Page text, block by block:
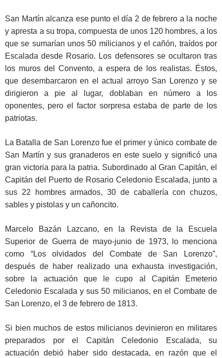
San Martín alcanza ese punto el día 2 de febrero a la noche
y apresta a su tropa, compuesta de unos 120 hombres, a los
que se sumarían unos 50 milicianos y el cañón, traídos por
Escalada desde Rosario. Los defensores se ocultaron tras
los muros del Convento, a espera de los realistas. Éstos,
que desembarcaron en el actual arroyo San Lorenzo y se
dirigieron a pie al lugar, doblaban en número a los
oponentes, pero el factor sorpresa estaba de parte de los
patriotas.
La Batalla de San Lorenzo fue el primer y único combate de
San Martín y sus granaderos en este suelo y significó una
gran victoria para la patria. Subordinado al Gran Capitán, el
Capitán del Puerto de Rosario Celedonio Escalada, junto a
sus 22 hombres armados, 30 de caballería con chuzos,
sables y pistolas y un cañoncito.
Marcelo Bazán Lazcano, en la Revista de la Escuela
Superior de Guerra de mayo-junio de 1973, lo menciona
como “Los olvidados del Combate de San Lorenzo”,
después de haber realizado una exhausta investigación,
sobre la actuación que le cupo al Capitán Emeterio
Celedonio Escalada y sus 50 milicianos, en el Combate de
San Lorenzo, el 3 de febrero de 1813.
Si bien muchos de estos milicianos devinieron en militares
preparados por el Capitán Celedonio Escalada, su
actuación debió haber sido destacada, en razón que el